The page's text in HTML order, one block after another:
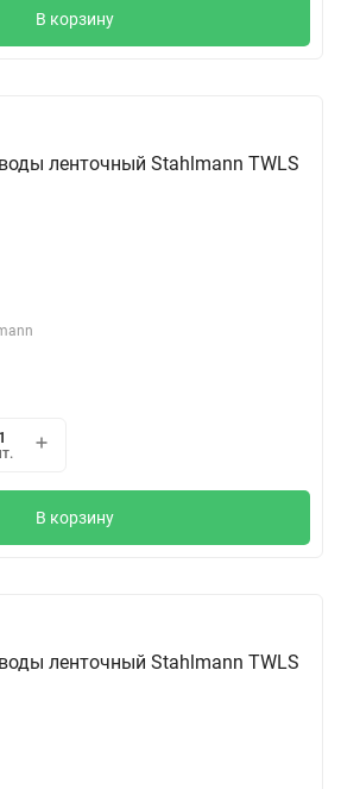
В корзину
ленточный Stahlmann TWLS
В корзину
ленточный Stahlmann TWLS